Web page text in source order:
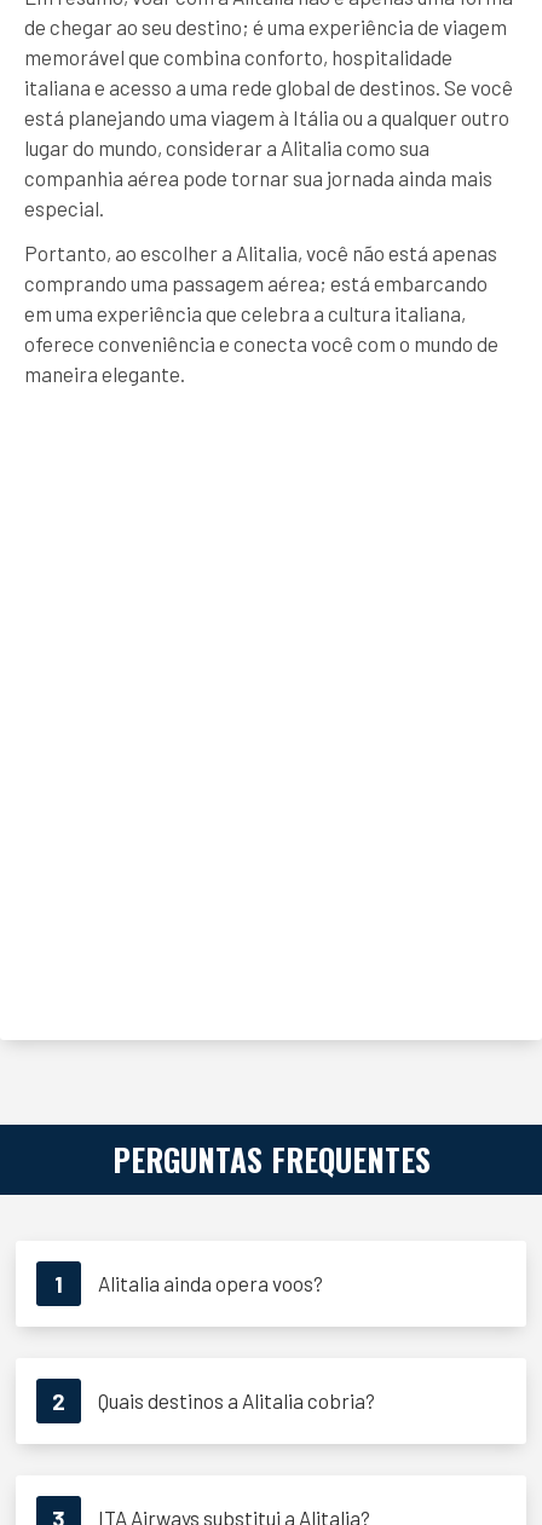
de chegar ao seu destino; é uma experiência de viagem
memorável que combina conforto, hospitalidade
italiana e acesso a uma rede global de destinos. Se você
está planejando uma viagem à Itália ou a qualquer outro
lugar do mundo, considerar a Alitalia como sua
companhia aérea pode tornar sua jornada ainda mais
especial.
Portanto, ao escolher a Alitalia, você não está apenas
comprando uma passagem aérea; está embarcando
em uma experiência que celebra a cultura italiana,
oferece conveniência e conecta você com o mundo de
maneira elegante.
PERGUNTAS FREQUENTES
1 Alitalia ainda opera voos?
2 Quais destinos a Alitalia cobria?
3 ITA Airways substitui a Alitalia?